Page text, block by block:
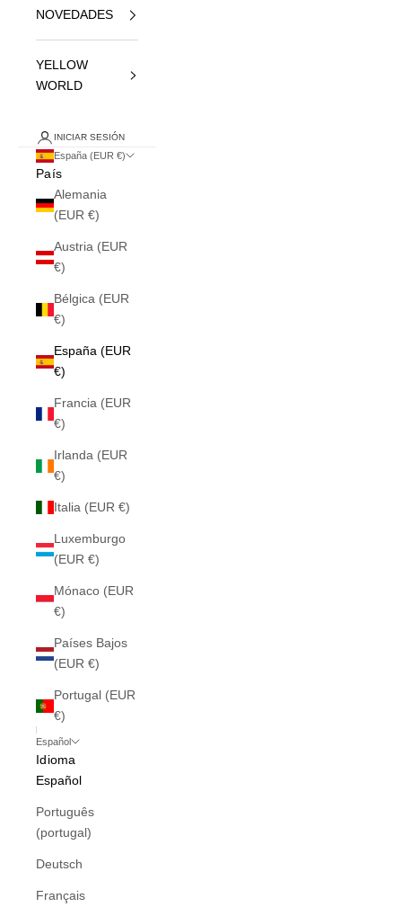
NOVEDADES
YELLOW
WORLD
INICIAR SESIÓN
España (EUR €)
País
Alemania
(EUR €)
Austria (EUR
€)
Bélgica (EUR
€)
España (EUR
€)
Francia (EUR
€)
Irlanda (EUR
€)
Italia (EUR €)
Luxemburgo
(EUR €)
Mónaco (EUR
€)
Países Bajos
(EUR €)
Portugal (EUR
€)
Español
Idioma
Español
Português
(portugal)
Deutsch
Français